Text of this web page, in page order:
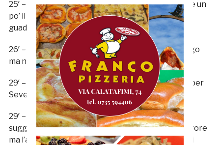
25′ – Col passare dei minuti, la Samb sembra alzare un
po’ il baricentro. Ora, un calcio di punizione
guadagnato da Battista sulla fascia destra.
26′ – Sul piazzato descritto sopra, traversone lungo
ma neutralizzato agevolmente dalla difesa locale.
29′ – Terzo cambio nei padroni di casa: Ceccarelli per
Severini.
29′ – Buono spunto di Paolini per vie centrali,
suggerimento in verticale per Eusepi in area di rigore
ma l’azione viene subito stoppata per posizione di